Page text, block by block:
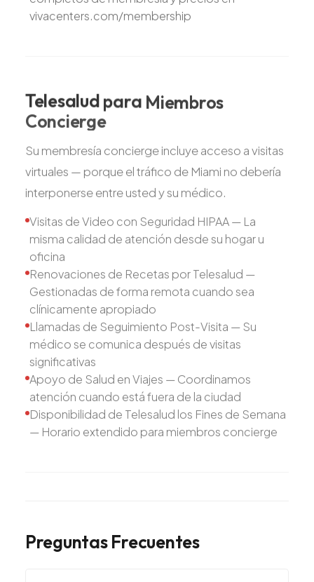
vivacenters.com/membership
Telesaludpara Miembros
Concierge
Su membresía concierge incluye acceso a visitas
virtuales — porque el tráfico de Miami no debería
interponerse entre usted y su médico.
Visitas de Video con Seguridad HIPAA — La
misma calidad de atención desde su hogar u
oficina
Renovaciones de Recetas por Telesalud —
Gestionadas de forma remota cuando sea
clínicamente apropiado
Llamadas de Seguimiento Post-Visita — Su
médico se comunica después de visitas
significativas
Apoyo de Salud en Viajes — Coordinamos
atención cuando está fuera de la ciudad
Disponibilidad de Telesalud los Fines de Semana
— Horario extendido para miembros concierge
Preguntas Frecuentes